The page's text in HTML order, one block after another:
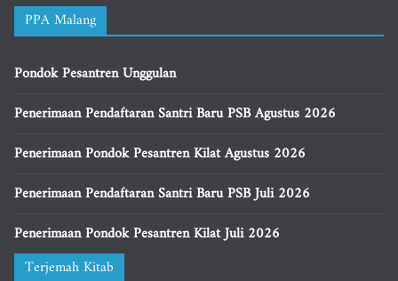
PPA Malang
Pondok Pesantren Unggulan
Penerimaan Pendaftaran Santri Baru PSB Agustus 2026
Penerimaan Pondok Pesantren Kilat Agustus 2026
Penerimaan Pendaftaran Santri Baru PSB Juli 2026
Penerimaan Pondok Pesantren Kilat Juli 2026
Terjemah Kitab